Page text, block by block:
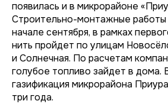
появилась и в микрорайоне
Строительно-монтажные работы
начале сентября, в рамках
нить пройдет по улицам
и Солнечная. По расчетам
голубое топливо зайдет в дома.
газификация микрорайона
три года.